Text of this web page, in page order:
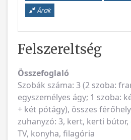
Árak
Felszereltség
Összefoglaló
Szobák száma: 3 (2 szoba:
egyszemélyes ágy; 1 szoba:
+ két pótágy), összes
zuhanyzó: 3, kert, kerti
TV, konyha, filagória